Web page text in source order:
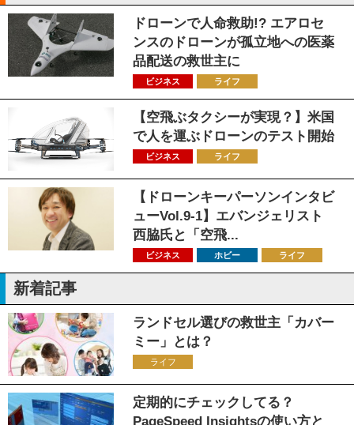
ドローンで人命救助!? エアロセ
ンスのドローンが孤立地への医薬
品配送の救世主に
ビジネス ライフ
【空飛ぶタクシーが実現？】米国
で人を運ぶドローンのテスト開始
ビジネス ライフ
【ドローンキーパーソンインタビ
ューVol.9-1】エバンジェリスト
西脇氏と「空飛...
ビジネス ホビー ライフ
新着記事
ランドセル選びの救世主「カバー
ミー」とは？
ライフ
定期的にチェックしてる？
PageSpeed Insightsの使い方と